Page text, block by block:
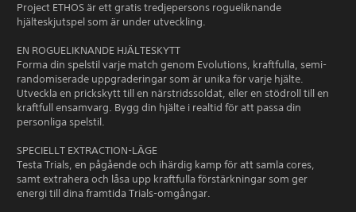
Project ETHOS är ett gratis tredjepersons rogueliknande
hjälteskjutspel som är under utveckling.
EN ROGUELIKNANDE HJÄLTESKYTT
Forma din spelstil varje match genom Evolutions, kraftfulla, semi-
randomiserade uppgraderingar som är unika för varje hjälte.
Utveckla en prickskytt till en närstridssoldat, eller en stödroll till en
kraftfull ensamvarg. Bygg din hjälte i realtid för att passa din
personliga spelstil.
SPECIELLT EXTRACTION-LÄGE
Testa Trials, en pågående och ihärdig kamp för att samla cores,
samt extrahera och låsa upp kraftfulla förstärkningar som ger
energi till dina framtida Trials-omgångar.